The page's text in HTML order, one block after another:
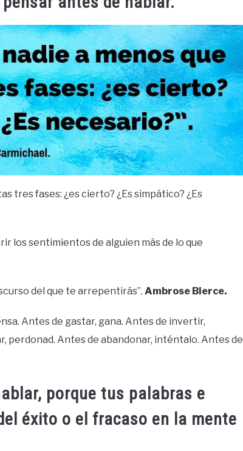
tres fases: ¿es cierto? ¿Es simpático? ¿Es
los sentimientos de alguien más de lo que
del que te arrepentirás”. Ambrose Bierce.
Antes de gastar, gana. Antes de invertir,
perdonad. Antes de abandonar, inténtalo. Antes de
porque tus palabras e
éxito o el fracaso en la mente